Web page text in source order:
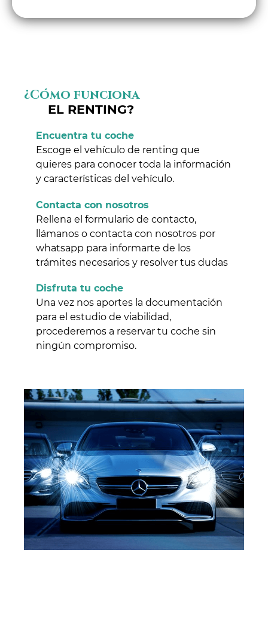
¿Cómo funciona
EL RENTING?
Encuentra tu coche
Escoge el vehículo de renting que
quieres para conocer toda la información
y características del vehículo.
Contacta con nosotros
Rellena el formulario de contacto,
llámanos o contacta con nosotros por
whatsapp para informarte de los
trámites necesarios y resolver tus dudas
Disfruta tu coche
Una vez nos aportes la documentación
para el estudio de viabilidad,
procederemos a reservar tu coche sin
ningún compromiso.